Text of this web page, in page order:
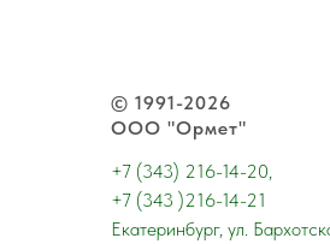
© 1991-2026
ООО "Ормет"
+7 (343) 216-14-20,
+7 (343 )216-14-21
Екатеринбург, ул.